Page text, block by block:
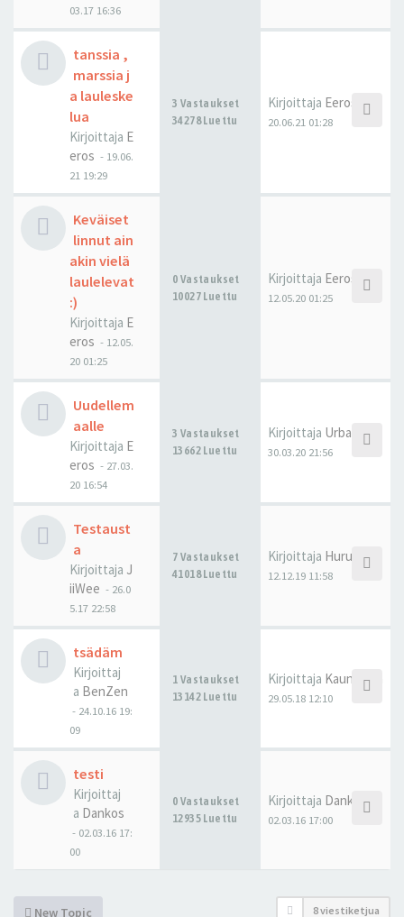
03.17 16:36
tanssia ,
marssia j
a lauleske
lua
Kirjoittaja E
eros - 19.06.
21 19:29
3 Vastaukset
34278 Luettu
Kirjoittaja Eeros
20.06.21 01:28
Keväiset
linnut ain
akin vielä
laulelevat
:)
Kirjoittaja E
eros - 12.05.
20 01:25
0 Vastaukset
10027 Luettu
Kirjoittaja Eeros
12.05.20 01:25
Uudellem
aalle
Kirjoittaja E
eros - 27.03.
20 16:54
3 Vastaukset
13662 Luettu
Kirjoittaja Urbaani
30.03.20 21:56
Testaust
a
Kirjoittaja J
iiWee - 26.0
5.17 22:58
7 Vastaukset
41018 Luettu
Kirjoittaja Huruh
12.12.19 11:58
tsädäm
Kirjoittaj
a BenZen
- 24.10.16 19:
09
1 Vastaukset
13142 Luettu
Kirjoittaja Kaunistaja
29.05.18 12:10
testi
Kirjoittaj
a Dankos
- 02.03.16 17:
00
0 Vastaukset
12935 Luettu
Kirjoittaja Dankos
02.03.16 17:00
New Topic 8 viestiketjua